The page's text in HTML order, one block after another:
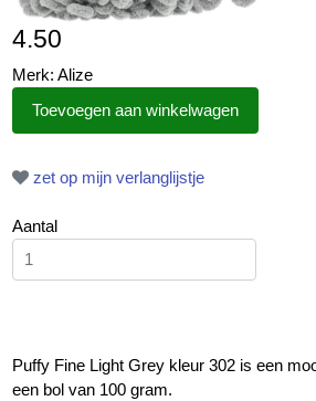
4.50
Merk: Alize
zet op mijn verlanglijstje
Aantal
Puffy Fine Light Grey kleur 302 is een
een bol van 100 gram.